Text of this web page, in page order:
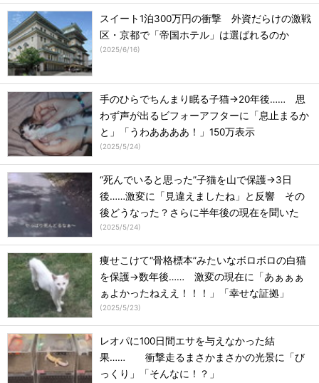
スイート1泊300万円の衝撃 外資だらけの激戦
区・京都で「帝国ホテル」は選ばれるのか
(2025/6/16)
手のひらでちんまり眠る子猫→20年後…… 思
わず声が出るビフォーアフターに「息止まるか
と」「うわああああ！」150万表示
(2025/5/24)
“死んでいると思った”子猫を山で保護→3日
後……激変に「見違えましたね」と反響 その
後どうなった？さらに半年後の現在を聞いた
(2025/5/24)
痩せこけて“骨格標本”みたいなボロボロの白猫
を保護→数年後…… 激変の現在に「あぁぁぁ
ぁよかったねええ！！！」「幸せな証拠」
(2025/5/23)
レオパに100日間エサを与えなかった結
果…… 衝撃走るまさかまさかの光景に「び
っくり」「そんなに！？」